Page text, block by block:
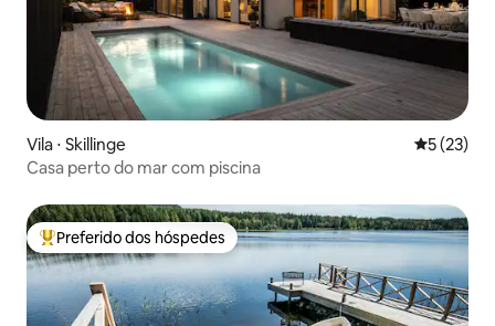
Vila ⋅ Skillinge 5 de uma
5 (23)
Casa perto do mar com piscina
Entre os melhores preferidos dos hóspedes
Preferido dos hóspedes